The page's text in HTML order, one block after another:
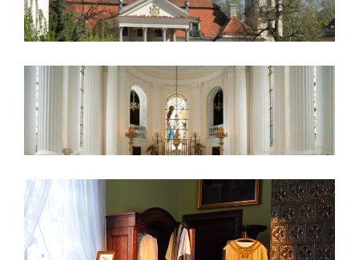
Kaplica
Ksiądz Stefan Wyszyński w
Kozłówce 1940–1941